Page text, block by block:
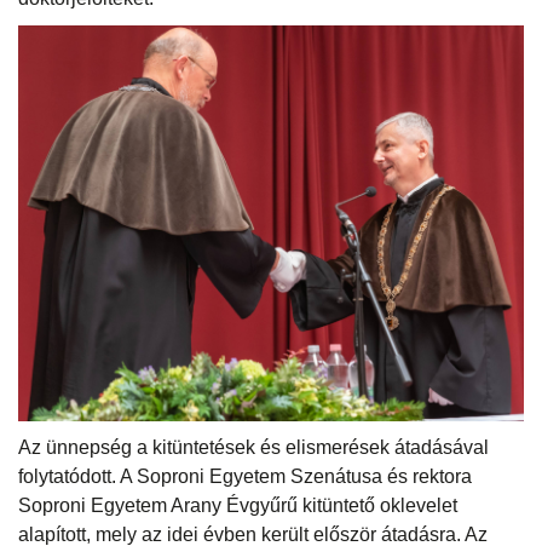
Az ünnepség a kitüntetések és elismerések átadásával
folytatódott. A Soproni Egyetem Szenátusa és rektora
Soproni Egyetem Arany Évgyűrű kitüntető oklevelet
alapított, mely az idei évben került először átadásra. Az